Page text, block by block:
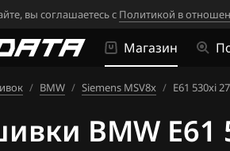
вы соглашаетесь с Политикой в
Магазин
/ BMW / Siemens MSV8x / E61 530xi
BMW E61